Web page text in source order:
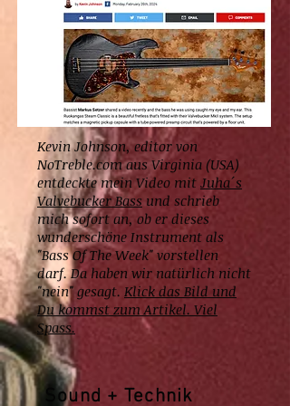
Legende Bob Marley eine Coverversion
zu produzieren, entstand dieses
außergewöhnliche Duo-Projekt.
Kevin Johnson, editor von
NoTreble.com aus Virginia (USA)
entdeckte mein Video mit Juha´s
Valvebucker Bass und schrieb
mich sofort an, ob er dieses
wunderschöne Instrument als
"Bass Of The Week" vorstellen
darf. Da haben wir natürlich nicht
"nein" gesagt. Klick das Bild und
Du kommst zum Artikel. Viel
Spass.
Sound + Technik